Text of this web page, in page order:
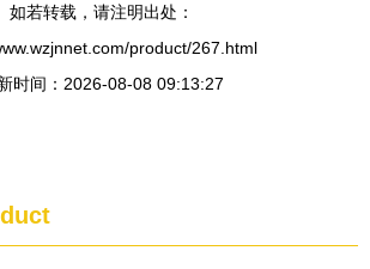
如若转载，请注明出处：
product/267.html
时间：2026-08-08 09:13:27